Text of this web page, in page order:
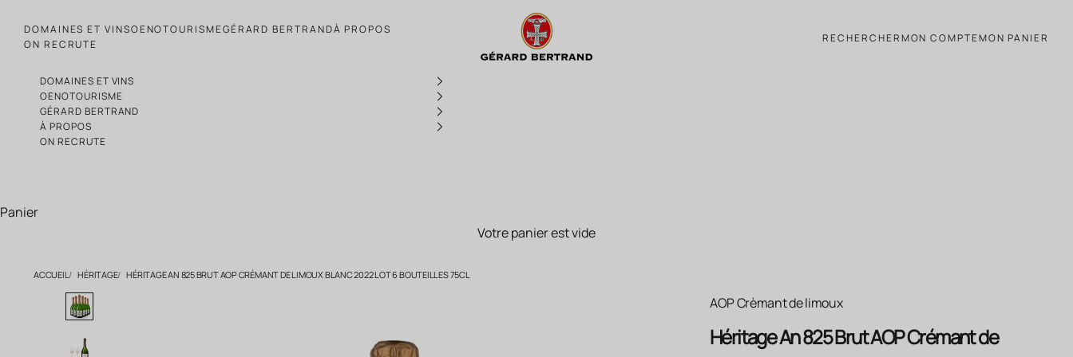
Héritage An 825 Brut AOP Crémant de Limoux blanc 2022 Lot 6 Bouteilles
DOMAINES ET VINSOENOTOURISMEGÉRARD BERTRANDÀ PROPOS
ON RECRUTE
RECHERCHERMON COMPTEMON PANIER
DOMAINES ET VINS
OENOTOURISME
GÉRARD BERTRAND
À PROPOS
ON RECRUTE
Panier
Votre panier est vide
ACCUEIL HÉRITAGE HÉRITAGE AN 825 BRUT AOP CRÉMANT DE LIMOUX BLANC 2022 LOT 6 BOUTEILLES 75CL
AOP Crèmant de limoux
Héritage An 825 Brut AOP Crémant de